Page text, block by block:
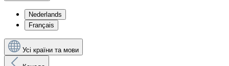
Nederlands
Français
Усі країни та мови